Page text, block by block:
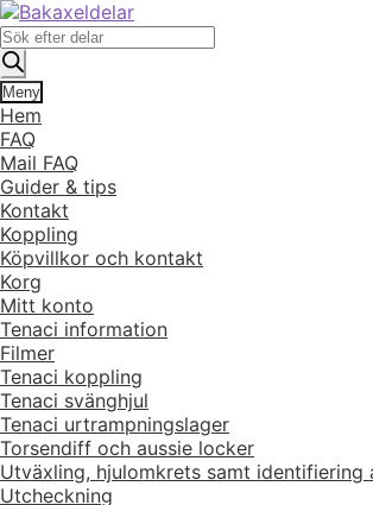
Hoppa
till
navigering
Hoppa
till
innehåll
Produktsökning
Meny
Hem
FAQ
Mail FAQ
Guider & tips
Kontakt
Koppling
Köpvillkor och kontakt
Korg
Mitt konto
Tenaci information
Filmer
Tenaci koppling
Tenaci svänghjul
Tenaci urtrampningslager
Torsendiff och aussie locker
Utväxling, hjulomkrets samt identifiering
Utcheckning